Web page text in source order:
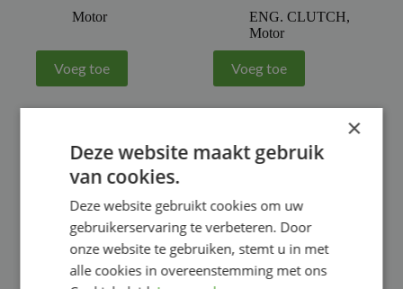
Motor
Voeg toe
ENG. CLUTCH,
Motor
Voeg toe
×
Deze website maakt gebruik
van cookies.
Deze website gebruikt cookies om uw
gebruikerservaring te verbeteren. Door
onze website te gebruiken, stemt u in met
alle cookies in overeenstemming met ons